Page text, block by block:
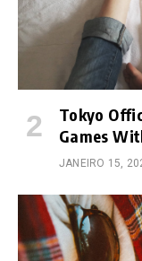
Tokyo
Games
JANEIRO 15,